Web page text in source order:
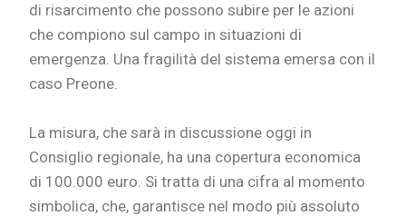
di risarcimento che possono subire per le azioni
che compiono sul campo in situazioni di
emergenza. Una fragilità del sistema emersa con il
caso Preone.
La misura, che sarà in discussione oggi in
Consiglio regionale, ha una copertura economica
di 100.000 euro. Si tratta di una cifra al momento
simbolica, che, garantisce nel modo più assoluto